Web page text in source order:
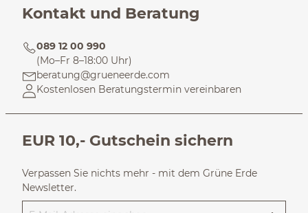
Kontakt und Beratung
089 12 00 990
(Mo–Fr 8–18:00 Uhr)
beratung@grueneerde.com
Kostenlosen Beratungstermin vereinbaren
EUR 10,- Gutschein sichern
Verpassen Sie nichts mehr - mit dem Grüne Erde
Newsletter.